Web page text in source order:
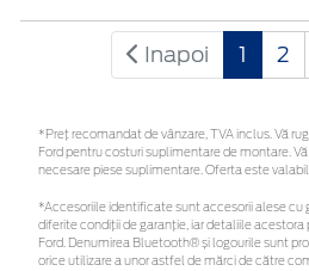
Inapoi 1 2
*Preţ recomandat de vânzare, TVA inclus. Vă
Ford pentru costuri suplimentare de montare.
necesare piese suplimentare. Oferta este
*Accesoriile identificate sunt accesorii alese cu
diferite condiții de garanție, iar detaliile acestora
Ford. Denumirea Bluetooth® și logourile sunt
orice utilizare a unor astfel de mărci de către